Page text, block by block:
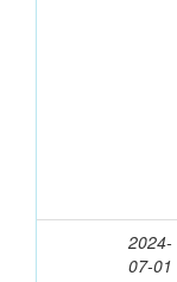
2024-
07-01